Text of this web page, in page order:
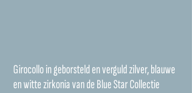
Girocollo in geborsteld en verguld zilver, blauwe
en witte zirkonia van de Blue Star Collectie